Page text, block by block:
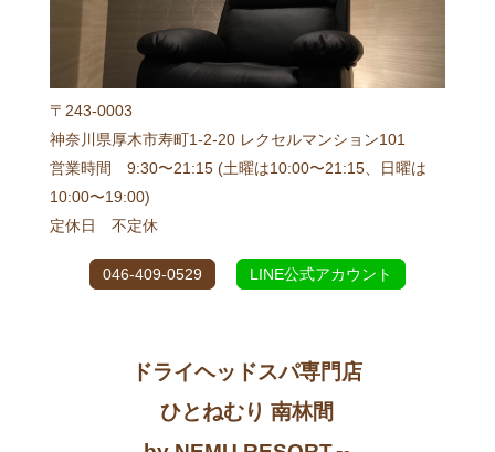
〒243-0003
神奈川県厚木市寿町1-2-20 レクセルマンション101
営業時間 9:30〜21:15 (土曜は10:00〜21:15、日曜は
10:00〜19:00)
定休日 不定休
046-409-0529 LINE公式アカウント
ドライヘッドスパ専門店
ひとねむり 南林間